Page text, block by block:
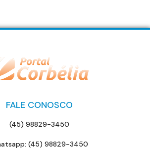
FALE CONOSCO
(45) 98829-3450
(45) 98829-3450